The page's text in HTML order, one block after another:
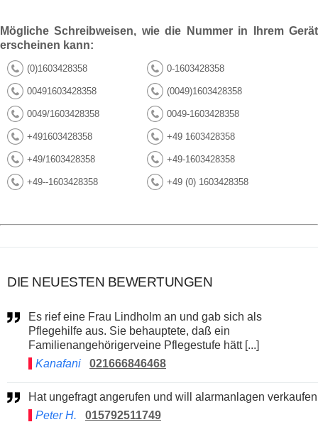
Mögliche Schreibweisen, wie die Nummer in Ihrem Gerät
erscheinen kann:
(0)1603428358 0-1603428358
00491603428358 (0049)1603428358
0049/1603428358 0049-1603428358
+491603428358 +49 1603428358
+49/1603428358 +49-1603428358
+49--1603428358 +49 (0) 1603428358
DIE NEUESTEN BEWERTUNGEN
Es rief eine Frau Lindholm an und gab sich als
Pflegehilfe aus. Sie behauptete, daß ein
Familienangehörigerveine Pflegestufe hätt [...]
Kanafani
021666846468
Hat ungefragt angerufen und will alarmanlagen verkaufen
Peter H.
015792511749